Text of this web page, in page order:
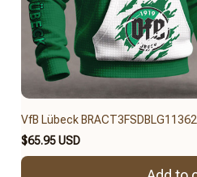
VfB Lübeck BRACT3FSDBLG11362
$65.95 USD